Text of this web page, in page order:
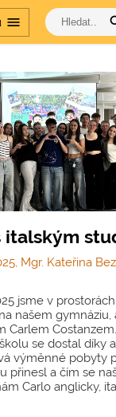
menu
italským
Mgr. Kateřina
jsme v
našem gymnáziu,
Carlem
se dostal díky
výměnné pobyty
přinesl a čím se
Carlo anglicky,